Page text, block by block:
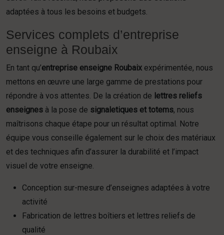
adaptées à tous les besoins et budgets.
Services complets d’entreprise
enseigne à Roubaix
En tant qu’entreprise enseigne Roubaix expérimentée, nous
mettons en œuvre une large gamme de prestations pour
répondre à vos attentes. De la création de lettres reliefs
enseignes à la pose de signaletiques et totems, nous
maîtrisons chaque étape pour un résultat optimal. Notre
équipe vous conseille également sur le choix des matériaux
et des techniques afin d’assurer la durabilité et l’impact
visuel de votre enseigne.
Conception sur-mesure d’enseignes adaptées à votre
activité
Fabrication de lettres boîtiers et lettres reliefs de
qualité